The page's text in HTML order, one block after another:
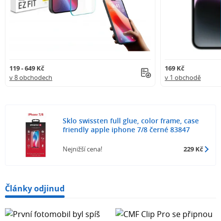
119 - 649 Kč
v 8 obchodech
169 Kč
v 1 obchodě
Sklo swissten full glue, color frame, case
friendly apple iphone 7/8 černé 83847
Nejnižší cena! 229 Kč
Články odjinud